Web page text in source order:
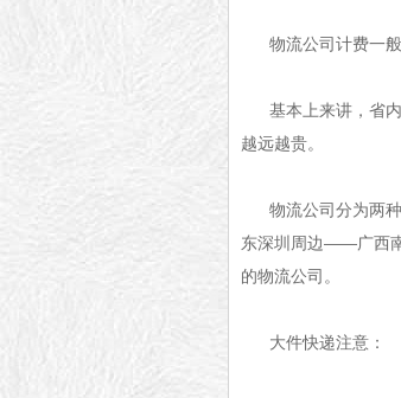
物流公司计费一
基本上来讲，省
越远越贵。
物流公司分为两
东深圳周边——广西
的物流公司。
大件快递注意：